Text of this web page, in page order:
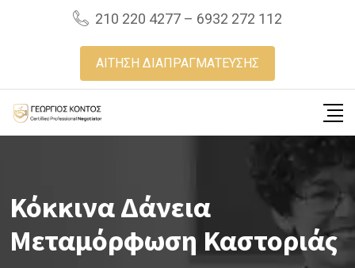
210 220 4277 – 6932 272 112
ΑΙΤΗΣΗ ΔΙΑΠΡΑΓΜΑΤΕΥΣΗΣ
Κόκκινα Δάνεια
Μεταμόρφωση Καστοριάς